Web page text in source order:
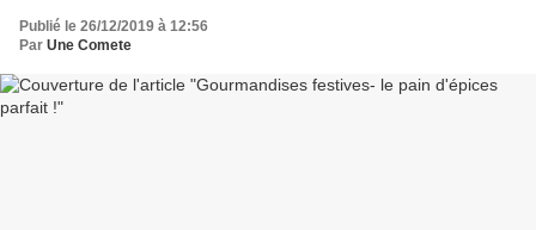
Publié le 26/12/2019 à 12:56
Par Une Comete